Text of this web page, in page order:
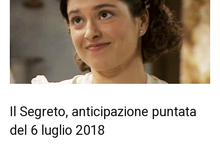
Il Segreto, anticipazione puntata
del 6 luglio 2018